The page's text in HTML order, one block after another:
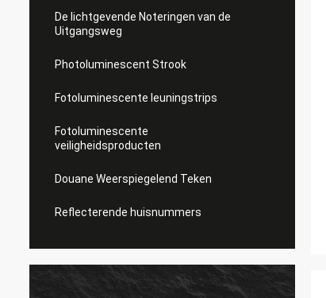
De lichtgevende Noteringen van de
Uitgangsweg
Photoluminescent Strook
Fotoluminescente leuningstrips
Fotoluminescente
veiligheidsproducten
Douane Weerspiegelend Teken
Reflecterende huisnummers